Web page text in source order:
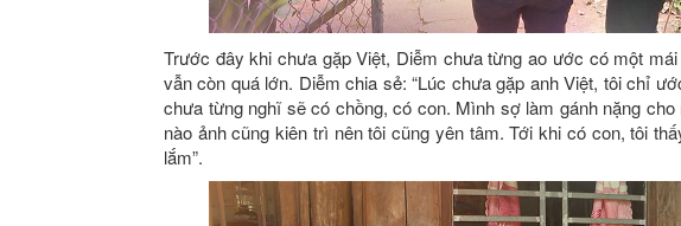
Trước đây khi chưa gặp Việt, Diễm chưa từng ao ước có một
vẫn còn quá lớn. Diễm chia sẻ: “Lúc chưa gặp anh Việt, tôi chỉ
chưa từng nghĩ sẽ có chồng, có con. Mình sợ làm gánh nặng
nào ảnh cũng kiên trì nên tôi cũng yên tâm. Tới khi có con, tôi
lắm”.